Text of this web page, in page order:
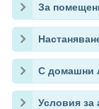
За
С домашни
Условия за